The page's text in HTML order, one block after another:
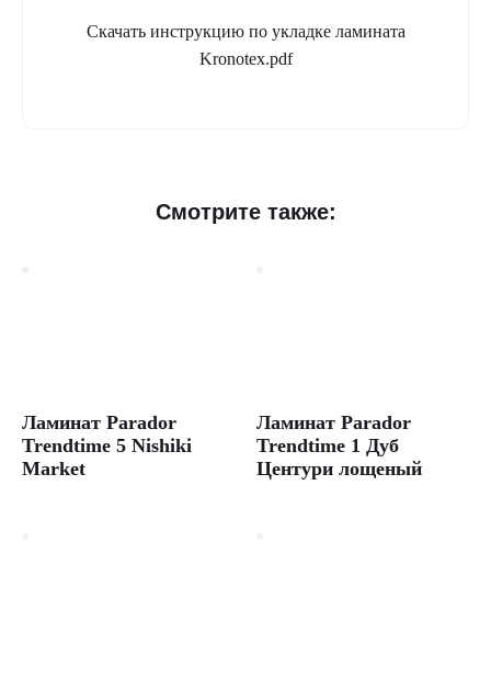
Скачать инструкцию по укладке ламината
Kronotex.pdf
Смотрите также:
Ламинат Parador
Trendtime 5 Nishiki
Market
Ламинат Parador
Trendtime 1 Дуб
Центури лощеный